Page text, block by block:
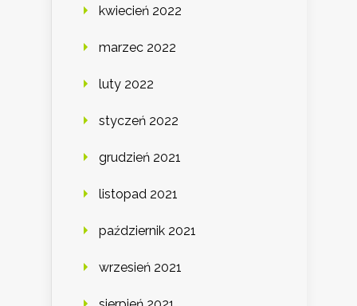
kwiecień 2022
marzec 2022
luty 2022
styczeń 2022
grudzień 2021
listopad 2021
październik 2021
wrzesień 2021